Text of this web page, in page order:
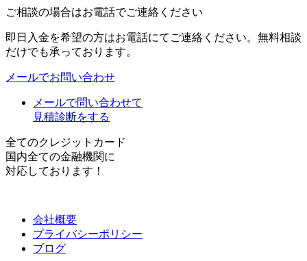
ご相談の場合はお電話でご連絡ください
即日入金を希望の方はお電話にてご連絡ください。無料相談
だけでも承っております。
メールでお問い合わせ
メールで問い合わせて
見積診断をする
全てのクレジットカード
国内全ての金融機関に
対応しております！
会社概要
プライバシーポリシー
ブログ